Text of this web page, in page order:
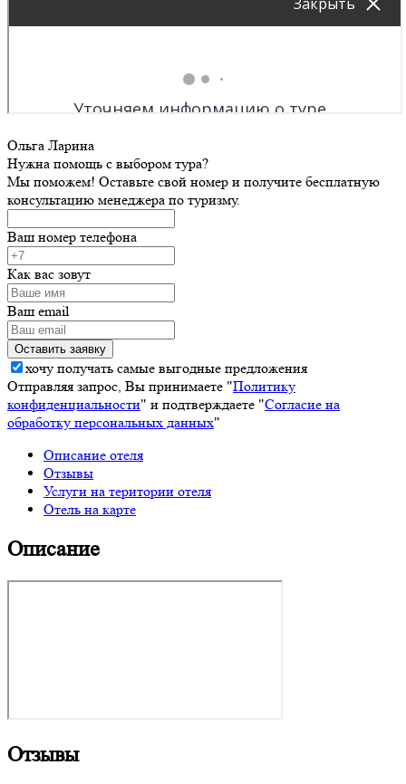
Ольга Ларина
Нужна помощь с выбором тура?
Мы поможем! Оставьте свой номер и получите бесплатную
консультацию менеджера по туризму.
Ваш номер телефона
Как вас зовут
Ваш email
хочу получать самые выгодные предложения
Отправляя запрос, Вы принимаете "Политику
конфиденциальности" и подтверждаете "Согласие на
обработку персональных данных"
Описание отеля
Отзывы
Услуги на територии отеля
Отель на карте
Описание
Отзывы